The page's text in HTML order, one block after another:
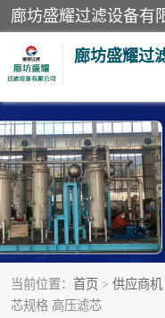
廊坊盛耀过
当前位置： 首页 > 供应商机
芯规格 高压滤芯
二氧化碳过滤器
液氨氨气过滤器
天然气过滤器
甲醇过滤器